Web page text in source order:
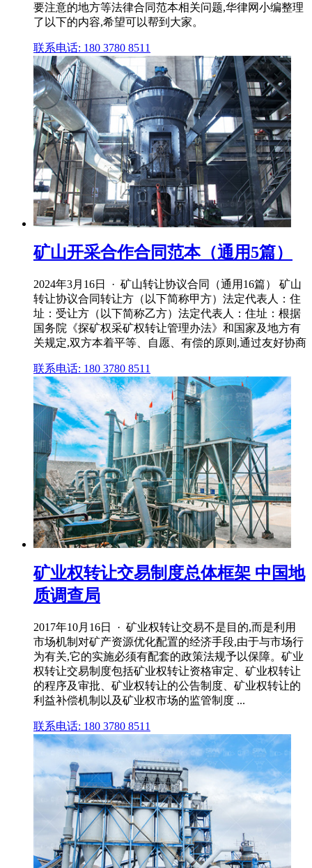
要注意的地方等法律合同范本相关问题,华律网小编整理
了以下的内容,希望可以帮到大家。
联系电话: 180 3780 8511
矿山开采合作合同范本（通用5篇）
2024年3月16日 · 矿山转让协议合同（通用16篇） 矿山
转让协议合同转让方（以下简称甲方）法定代表人：住
址：受让方（以下简称乙方）法定代表人：住址：根据
国务院《探矿权采矿权转让管理办法》和国家及地方有
关规定,双方本着平等、自愿、有偿的原则,通过友好协商
联系电话: 180 3780 8511
矿业权转让交易制度总体框架 中国地
质调查局
2017年10月16日 · 矿业权转让交易不是目的,而是利用
市场机制对矿产资源优化配置的经济手段,由于与市场行
为有关,它的实施必须有配套的政策法规予以保障。矿业
权转让交易制度包括矿业权转让资格审定、矿业权转让
的程序及审批、矿业权转让的公告制度、矿业权转让的
利益补偿机制以及矿业权市场的监管制度 ...
联系电话: 180 3780 8511